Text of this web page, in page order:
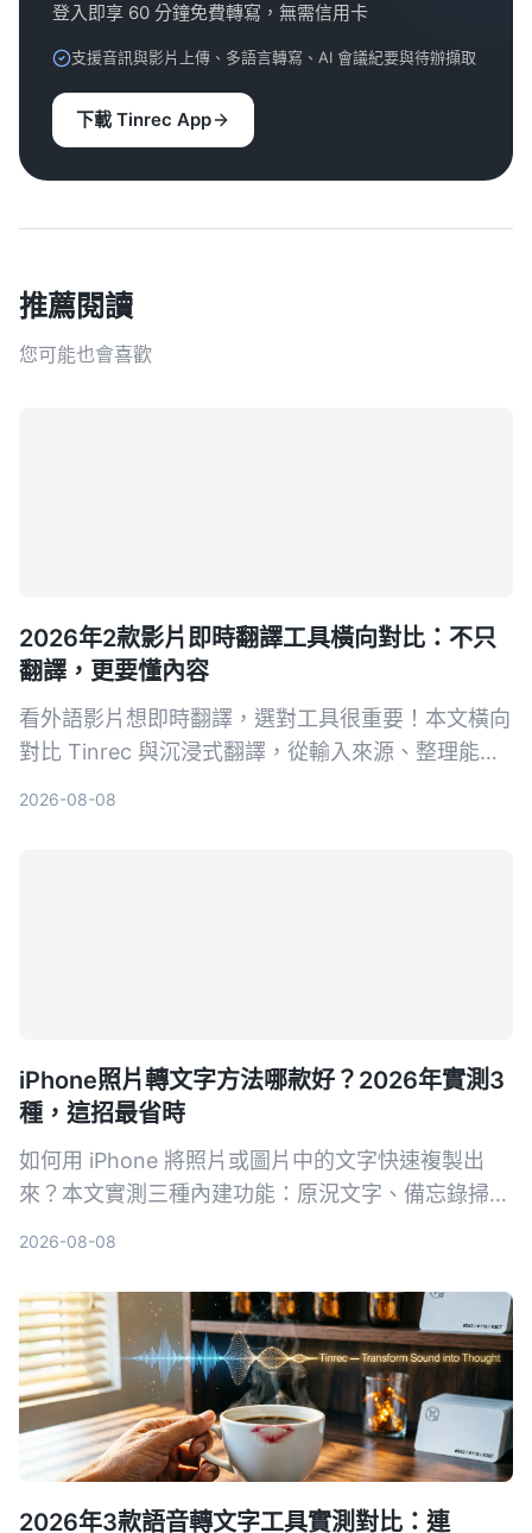
登入即享 60 分鐘免費轉寫，無需信用卡
支援音訊與影片上傳、多語言轉寫、AI 會議紀要與待辦擷取
下載 Tinrec App
推薦閱讀
您可能也會喜歡
2026年2款影片即時翻譯工具橫向對比：不只
翻譯，更要懂內容
看外語影片想即時翻譯，選對工具很重要！本文橫向
對比 Tinrec 與沉浸式翻譯，從輸入來源、整理能力
2026-08-08
iPhone照片轉文字方法哪款好？2026年實測3
種，這招最省時
如何用 iPhone 將照片或圖片中的文字快速複製出
來？本文實測三種內建功能：原況文字、備忘錄掃描
2026-08-08
2026年3款語音轉文字工具實測對比：連